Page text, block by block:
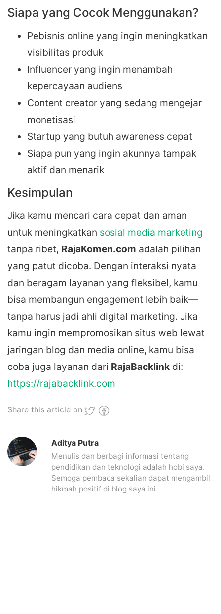
Siapa yang Cocok Menggunakan?
Pebisnis online yang ingin meningkatkan
visibilitas produk
Influencer yang ingin menambah
kepercayaan audiens
Content creator yang sedang mengejar
monetisasi
Startup yang butuh awareness cepat
Siapa pun yang ingin akunnya tampak
aktif dan menarik
Kesimpulan
Jika kamu mencari cara cepat dan aman
untuk meningkatkan sosial media marketing
tanpa ribet, RajaKomen.com adalah pilihan
yang patut dicoba. Dengan interaksi nyata
dan beragam layanan yang fleksibel, kamu
bisa membangun engagement lebih baik—
tanpa harus jadi ahli digital marketing. Jika
kamu ingin mempromosikan situs web lewat
jaringan blog dan media online, kamu bisa
coba juga layanan dari RajaBacklink di:
https://rajabacklink.com
Share this article on
Aditya Putra
Menulis dan berbagi informasi tentang
pendidikan dan teknologi adalah hobi saya.
Semoga pembaca sekalian dapat mengambil
hikmah positif di blog saya ini.